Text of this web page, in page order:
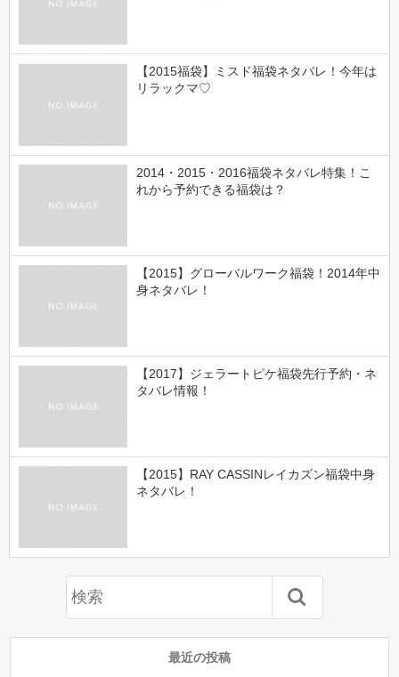
【2015福袋】ミスド福袋ネタバレ！今年は
リラックマ♡
2014・2015・2016福袋ネタバレ特集！こ
れから予約できる福袋は？
【2015】グローバルワーク福袋！2014年中
身ネタバレ！
【2017】ジェラートピケ福袋先行予約・ネ
タバレ情報！
【2015】RAY CASSINレイカズン福袋中身
ネタバレ！
最近の投稿